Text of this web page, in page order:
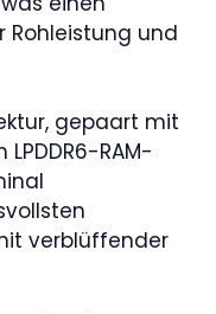
Rohleistung und
gepaart mit
RAM-
verblüffender